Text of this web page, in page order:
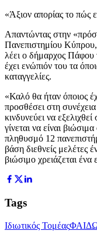
«Άξιον απορίας το πώς
Απαντώντας στην
Πανεπιστημίου
λέει ο δήμαρχος Πάφου
έχει ενώπιόν του τα
καταγγελίες.
«Καλό θα ήταν όποιος
προσθέσει στη
κινδυνεύει να
γίνεται να είναι
πληθυσμό 12
βάση διεθνείς μελέτες
βιώσιμο χρειάζεται
Tags
Ιδιωτικός Τομέας